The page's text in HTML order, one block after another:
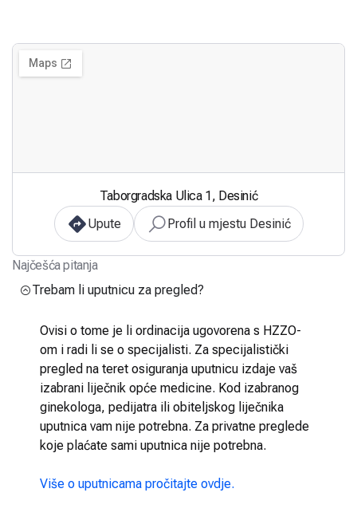
Taborgradska Ulica 1, Desinić
Upute
Profil u mjestu Desinić
Najčešća pitanja
Trebam li uputnicu za pregled?
Ovisi o tome je li ordinacija ugovorena s HZZO-
om i radi li se o specijalisti. Za specijalistički
pregled na teret osiguranja uputnicu izdaje vaš
izabrani liječnik opće medicine. Kod izabranog
ginekologa, pedijatra ili obiteljskog liječnika
uputnica vam nije potrebna. Za privatne preglede
koje plaćate sami uputnica nije potrebna.
Više o uputnicama pročitajte ovdje.